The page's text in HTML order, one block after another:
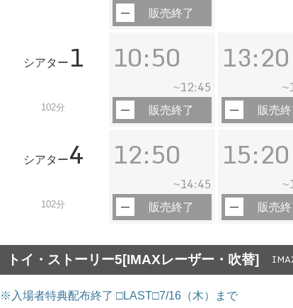
販売終了
シアター 1
102分
10:50
~12:45
販売終了
13:20
~
販売終
シアター4
102分
12:50
~14:45
販売終了
15:20
~
販売終
トイ・ストーリー5[IMAXレーザー・吹替]
※入場者特典配布終了 □LAST□7/16（木）まで